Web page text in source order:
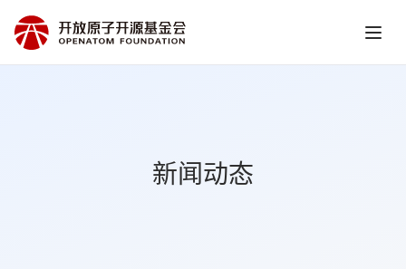
新闻动态